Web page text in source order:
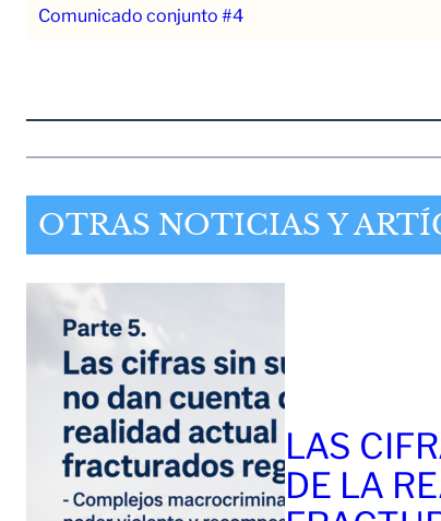
Comunicado conjunto #4
OTRAS NOTICIAS Y
LAS
DE LA